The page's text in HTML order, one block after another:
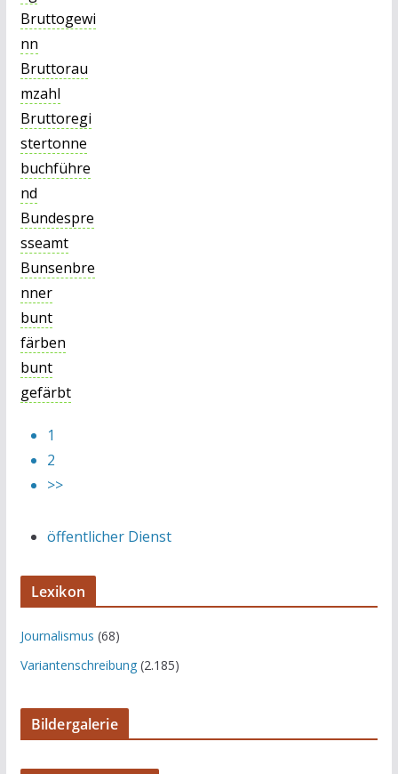
Bruttogewi
nn
Bruttorau
mzahl
Bruttoregi
stertonne
buchführe
nd
Bundespre
sseamt
Bunsenbre
nner
bunt
färben
bunt
gefärbt
1
2
>>
öffentlicher Dienst
Lexikon
Journalismus (68)
Variantenschreibung(2.185)
Bildergalerie